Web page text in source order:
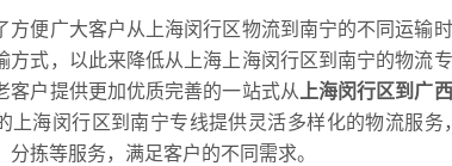
方便广大客户从上海闵行区物流到南宁的不同运输
方式，以此来降低从上海上海闵行区到南宁的物流
客户提供更加优质完善的一站式从 上海闵行区到广
上海闵行区到南宁专线提供灵活多样化的物流服
分拣等服务，满足客户的不同需求。